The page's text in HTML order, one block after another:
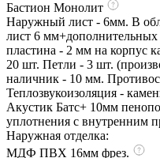
Бастион Монолит
Наружный лист - 6мм. В
лист 6
пластина - 2 мм на корпус
20 шт. Петли - 3 шт.
наличник - 10 мм.
Теплозвукоизоляция -
Акустик Батс+ 10мм
уплотнения с внутренним
Наружная отделка:
МДФ ПВХ 16мм фрез.